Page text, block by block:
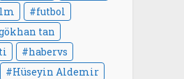
futbol
tan
habervs
Hüseyin Aldemir